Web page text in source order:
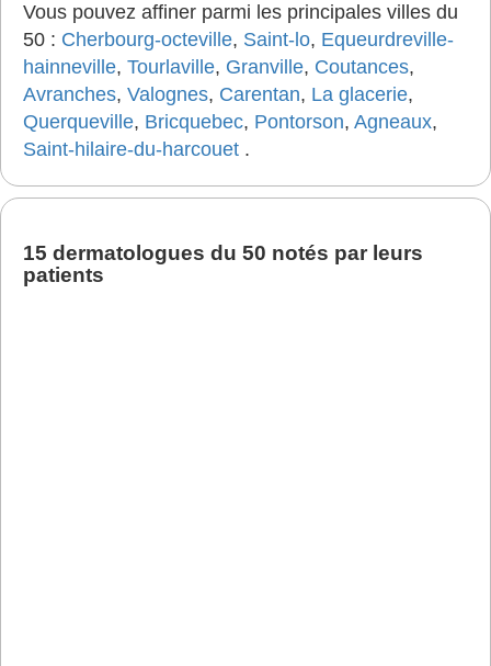
Vous pouvez affiner parmi les principales villes du
50 : Cherbourg-octeville, Saint-lo, Equeurdreville-
hainneville, Tourlaville, Granville, Coutances,
Avranches, Valognes, Carentan, La glacerie,
Querqueville, Bricquebec, Pontorson, Agneaux,
Saint-hilaire-du-harcouet .
15 dermatologues du 50 notés par leurs
patients